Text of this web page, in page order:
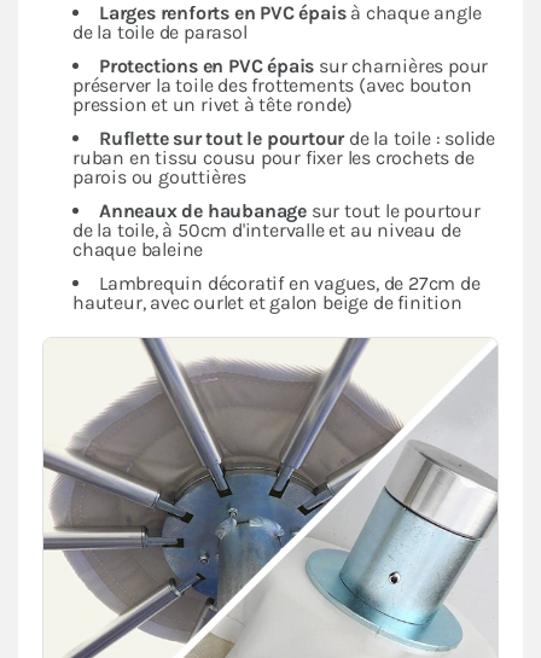
Larges renforts en PVC épaisà chaque angle
de la toile de parasol
Protections en PVC épais sur charnières pour
préserver la toile des frottements (avec bouton
pression et un rivet à tête ronde)
Ruflette sur tout le pourtour de la toile : solide
ruban en tissu cousu pour fixer les crochets de
parois ou gouttières
Anneaux de haubanage sur tout le pourtour
de la toile, à 50cm d'intervalle et au niveau de
chaque baleine
Lambrequin décoratif en vagues, de 27cm de
hauteur, avec ourlet et galon beige de finition